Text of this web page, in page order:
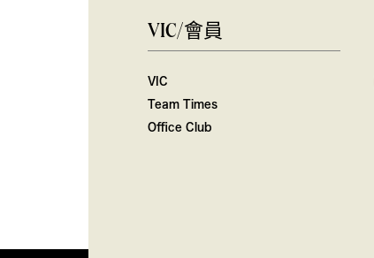
VIC/會員
VIC
Team Times
Office Club